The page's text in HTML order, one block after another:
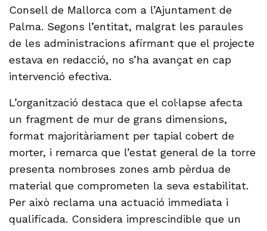
Consell de Mallorca com a l’Ajuntament de
Palma. Segons l’entitat, malgrat les paraules
de les administracions afirmant que el projecte
estava en redacció, no s’ha avançat en cap
intervenció efectiva.
L’organització destaca que el col·lapse afecta
un fragment de mur de grans dimensions,
format majoritàriament per tapial cobert de
morter, i remarca que l’estat general de la torre
presenta nombroses zones amb pèrdua de
material que comprometen la seva estabilitat.
Per això reclama una actuació immediata i
qualificada. Considera imprescindible que un